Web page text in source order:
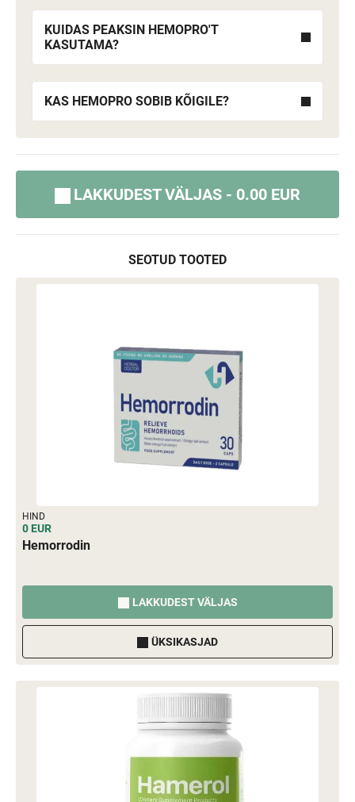
KUIDAS PEAKSIN HEMOPRO'T
KASUTAMA?
KAS HEMOPRO SOBIB KÕIGILE?
LAKKUDEST VÄLJAS - 0.00 EUR
SEOTUD TOOTED
HIND
0 EUR
Hemorrodin
LAKKUDEST VÄLJAS
ÜKSIKASJAD